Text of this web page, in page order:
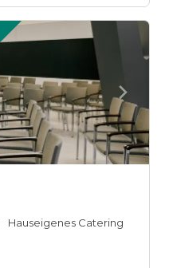
Hauseigenes Catering